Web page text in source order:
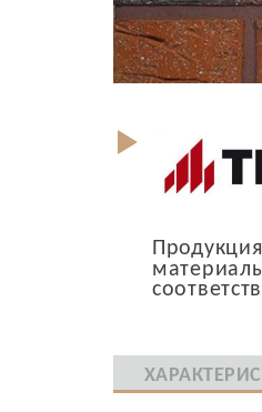
Продукция